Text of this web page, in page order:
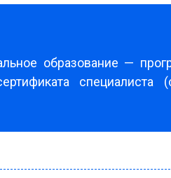
образование —
специалиста